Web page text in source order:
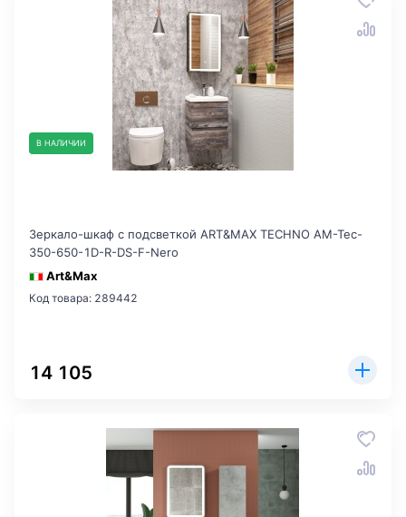
В НАЛИЧИИ
Зеркало-шкаф с подсветкой ART&MAX TECHNO AM-Tec-
350-650-1D-R-DS-F-Nero
Art&Max
Код товара: 289442
14 105